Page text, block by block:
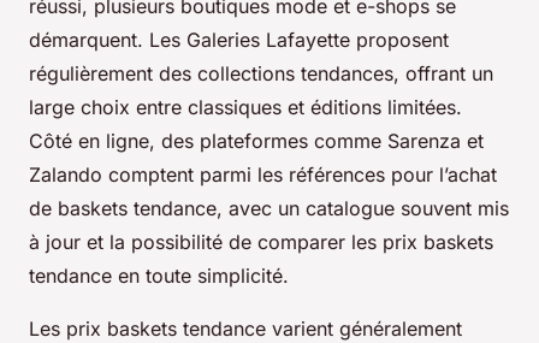
réussi, plusieurs boutiques mode et e-shops se
démarquent. Les Galeries Lafayette proposent
régulièrement des collections tendances, offrant un
large choix entre classiques et éditions limitées.
Côté en ligne, des plateformes comme Sarenza et
Zalando comptent parmi les références pour l’achat
de baskets tendance, avec un catalogue souvent mis
à jour et la possibilité de comparer les prix baskets
tendance en toute simplicité.
Les prix baskets tendance varient généralement